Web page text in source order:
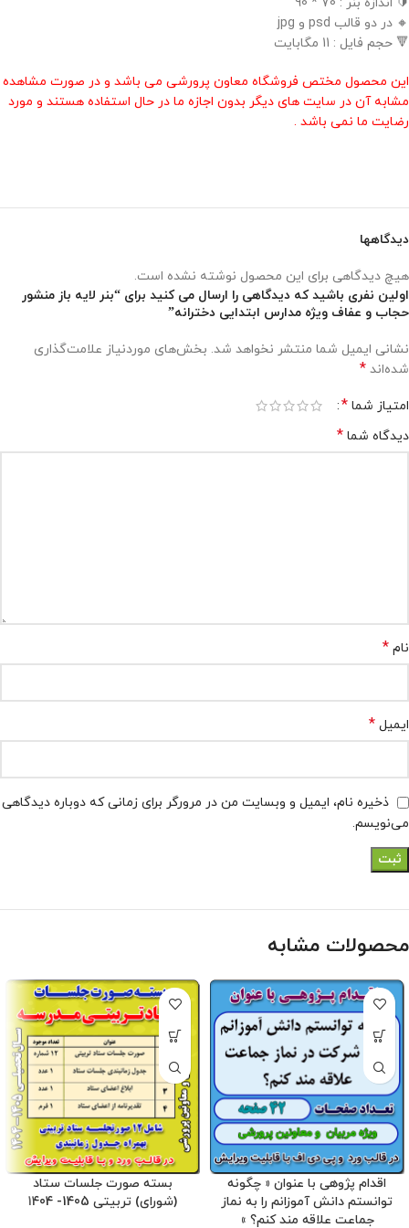
🔸 در دو قالب psd و jpg
🔻 حجم فایل : 11 مگابایت
این محصول مختص فروشگاه معاون پرورشی می باشد و در صورت مشاهده
مشابه آن در سایت های دیگر بدون اجازه ما در حال استفاده هستند و مورد
رضایت ما نمی باشد .
دیدگاهها
هیچ دیدگاهی برای این محصول نوشته نشده است.
اولین نفری باشید که دیدگاهی را ارسال می کنید برای “بنر لایه باز منشور
حجاب و عفاف ویژه مدارس ابتدایی دخترانه”
نشانی ایمیل شما منتشر نخواهد شد. بخش‌های موردنیاز علامت‌گذاری
شده‌اند *
امتیاز شما *
دیدگاه شما *
نام *
ایمیل *
ذخیره نام، ایمیل و وبسایت من در مرورگر برای زمانی که دوباره دیدگاهی
می‌نویسم.
محصولات مشابه
اقدام پژوهی با عنوان « چگونه
توانستم دانش آموزانم را به نماز
جماعت علاقه مند کنم؟ »
بسته صورت جلسات ستاد
(شورای) تربیتی 1405- 1404